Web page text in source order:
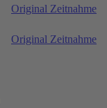
Original Zeitnahme
Original Zeitnahme